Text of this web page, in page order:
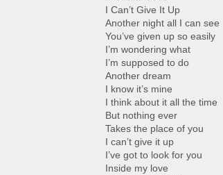
I Can’t Give It Up
Another night all I can see
You’ve given up so easily
I’m wondering what
I’m supposed to do
Another dream
I know it’s mine
I think about it all the time
But nothing ever
Takes the place of you
I can’t give it up
I’ve got to look for you
Inside my love